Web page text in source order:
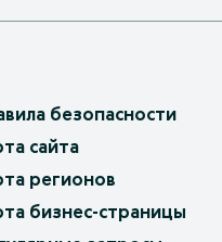
безопасности
сайта
регионов
бизнес-страницы